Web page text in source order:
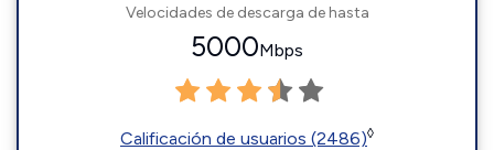
Velocidades de descarga de hasta
5000Mbps
Calificación de usuarios (2486)◊